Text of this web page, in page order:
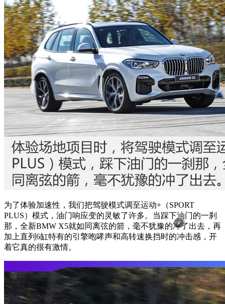
为了体验加速性，我们把驾驶模式调至运动+（SPORT
PLUS）模式，油门响应变的灵敏了许多。当踩下油门的一刹
那，全新BMW X5就如同离弦的箭，毫不犹豫的冲了出去，再
加上直列6缸特有的引擎咆哮声和高转速换挡时的冲击感，开
着它真的很有激情。
×